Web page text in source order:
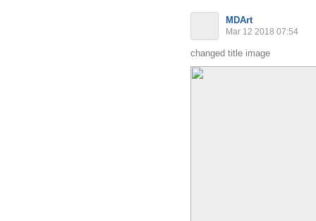
MDArt
Mar 12 2018 07:54
changed title image